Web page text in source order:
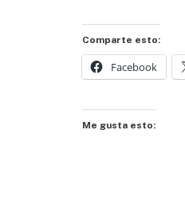
Comparte esto:
Facebook
Me gusta esto: